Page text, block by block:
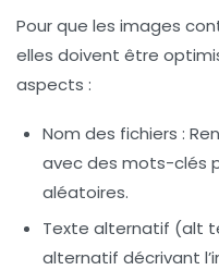
Pour que les images
elles doivent être
aspects :
Nom des fichiers :
avec des mots-clés
aléatoires.
Texte alternatif (alt
alternatif décrivant